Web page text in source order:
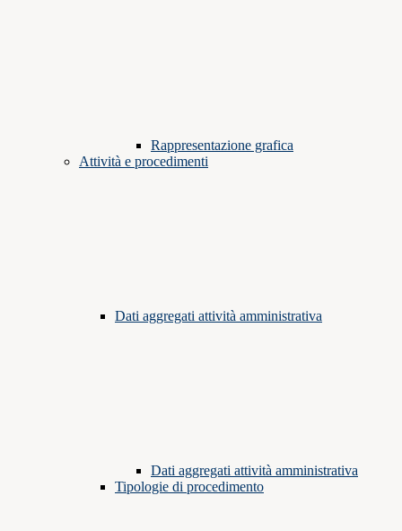
Rappresentazione grafica
Attività e procedimenti
Dati aggregati attività amministrativa
Dati aggregati attività amministrativa
Tipologie di procedimento